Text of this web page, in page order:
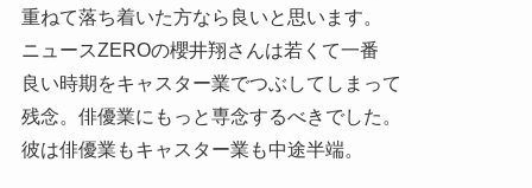
重ねて落ち着いた方なら良いと思います。
ニュースZEROの櫻井翔さんは若くて一番
良い時期をキャスター業でつぶしてしまって
残念。俳優業にもっと専念するべきでした。
彼は俳優業もキャスター業も中途半端。